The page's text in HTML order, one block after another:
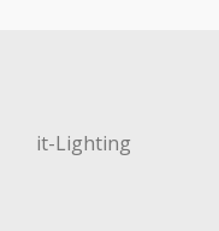
it-Lighting